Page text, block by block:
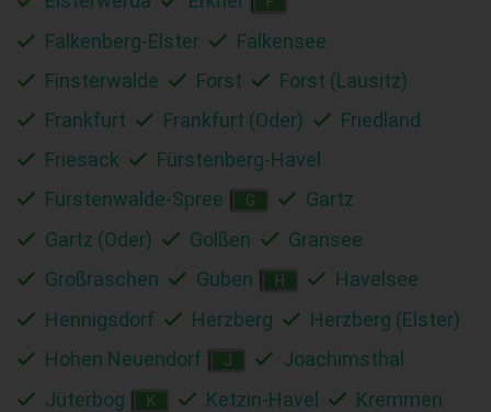
Falkenberg-Elster
Falkensee
Finsterwalde
Forst
Forst (Lausitz)
Frankfurt
Frankfurt (Oder)
Friedland
Friesack
Fürstenberg-Havel
Fürstenwalde-Spree
G
Gartz
Gartz (Oder)
Golßen
Gransee
Großräschen
Guben H
Havelsee
Hennigsdorf
Herzberg
Herzberg (Elster)
Hohen Neuendorf
J
Joachimsthal
Jüterbog
K Ketzin-Havel
Kremmen